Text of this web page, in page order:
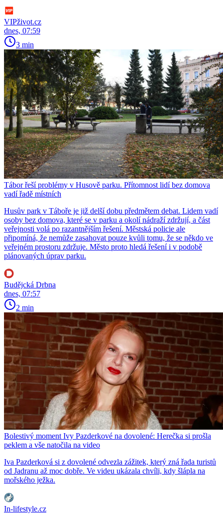
VIPživot.cz
dnes, 07:59
3 min
Tábor řeší problémy v Husově parku. Přítomnost lidí bez domova
vadí řadě místních
Husův park v Táboře je již delší dobu předmětem debat. Lidem vadí
osoby bez domova, které se v parku a okolí nádraží zdržují, a část
veřejnosti volá po razantnějším řešení. Městská policie ale
připomíná, že nemůže zasahovat pouze kvůli tomu, že se někdo ve
veřejném prostoru zdržuje. Město proto hledá řešení i v podobě
plánovaných úprav parku.
Budějcká Drbna
dnes, 07:57
2 min
Bolestivý moment Ivy Pazderkové na dovolené: Herečka si prošla
peklem a vše natočila na video
Iva Pazderková si z dovolené odvezla zážitek, který zná řada turistů
od Jadranu až moc dobře. Ve videu ukázala chvíli, kdy šlápla na
mořského ježka.
In-lifestyle.cz